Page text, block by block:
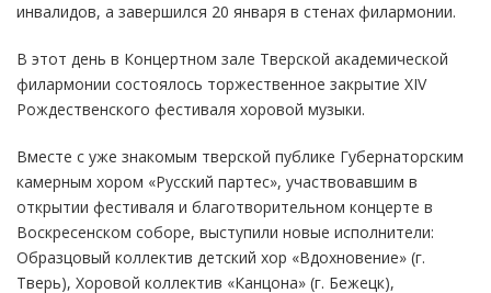
инвалидов, а завершился 20 января в стенах филармонии.
В этот день в Концертном зале Тверской академической
филармонии состоялось торжественное закрытие XIV
Рождественского фестиваля хоровой музыки.
Вместе с уже знакомым тверской публике Губернаторским
камерным хором «Русский партес», участвовавшим в
открытии фестиваля и благотворительном концерте в
Воскресенском соборе, выступили новые исполнители:
Образцовый коллектив детский хор «Вдохновение» (г.
Тверь), Хоровой коллектив «Канцона» (г. Бежецк),